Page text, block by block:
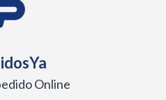
Online